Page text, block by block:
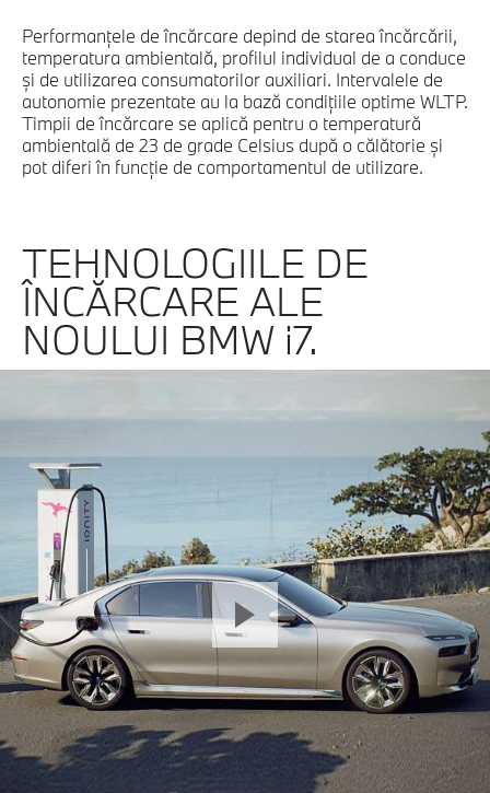
Performanţele de încărcare depind de starea încărcării,
temperatura ambientală, profilul individual de a conduce
şi de utilizarea consumatorilor auxiliari. Intervalele de
autonomie prezentate au la bază condiţiile optime WLTP.
Timpii de încărcare se aplică pentru o temperatură
ambientală de 23 de grade Celsius după o călătorie şi
pot diferi în funcţie de comportamentul de utilizare.
TEHNOLOGIILE DE
ÎNCĂRCARE ALE
NOULUI BMW i7.